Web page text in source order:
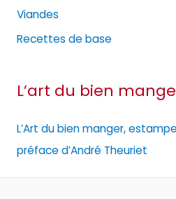
Viandes
Recettes de base
L’art du bien
L’Art du bien manger,
préface d’André Theuriet